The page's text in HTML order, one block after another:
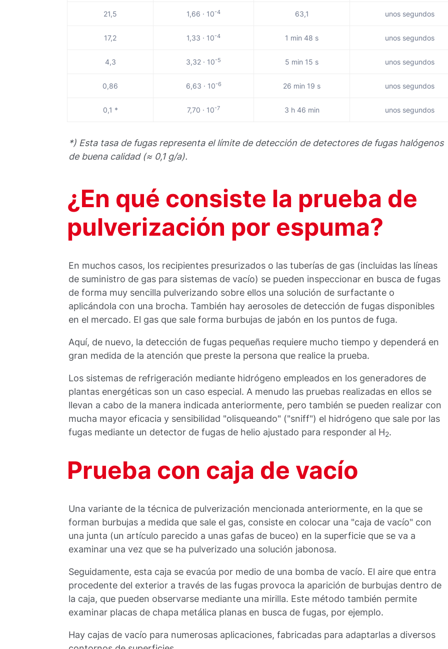
21,5 1,66 · 10-4 63,1 unos segundos
17,2 1,33 · 10-4 1 min 48 s unos segundos
4,3 3,32 · 10-5 5 min 15 s unos segundos
0,86 6,63 · 10-6 26 min 19 s unos segundos
0,1 * 7,70 · 10-7 3 h 46 min unos segundos
*) Esta tasa de fugas representa el límite de detección de detectores de fugas halógenos
de buena calidad (≈ 0,1 g/a).
¿En qué consiste la prueba de
pulverización por espuma?
En muchos casos, los recipientes presurizados o las tuberías de gas (incluidas las líneas
de suministro de gas para sistemas de vacío) se pueden inspeccionar en busca de fugas
de forma muy sencilla pulverizando sobre ellos una solución de surfactante o
aplicándola con una brocha. También hay aerosoles de detección de fugas disponibles
en el mercado. El gas que sale forma burbujas de jabón en los puntos de fuga.
Aquí, de nuevo, la detección de fugas pequeñas requiere mucho tiempo y dependerá en
gran medida de la atención que preste la persona que realice la prueba.
Los sistemas de refrigeración mediante hidrógeno empleados en los generadores de
plantas energéticas son un caso especial. A menudo las pruebas realizadas en ellos se
llevan a cabo de la manera indicada anteriormente, pero también se pueden realizar con
mucha mayor eficacia y sensibilidad "olisqueando" ("sniff") el hidrógeno que sale por las
fugas mediante un detector de fugas de helio ajustado para responder al H2.
Prueba con caja de vacío
Una variante de la técnica de pulverización mencionada anteriormente, en la que se
forman burbujas a medida que sale el gas, consiste en colocar una "caja de vacío" con
una junta (un artículo parecido a unas gafas de buceo) en la superficie que se va a
examinar una vez que se ha pulverizado una solución jabonosa.
Seguidamente, esta caja se evacúa por medio de una bomba de vacío. El aire que entra
procedente del exterior a través de las fugas provoca la aparición de burbujas dentro de
la caja, que pueden observarse mediante una mirilla. Este método también permite
examinar placas de chapa metálica planas en busca de fugas, por ejemplo.
Hay cajas de vacío para numerosas aplicaciones, fabricadas para adaptarlas a diversos